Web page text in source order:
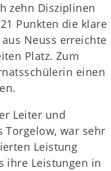
zehn Disziplinen
Punkten die klare
Neuss erreichte
Platz. Zum
einen
Leiter und
Torgelow, war sehr
Leistung
ihre Leistungen in